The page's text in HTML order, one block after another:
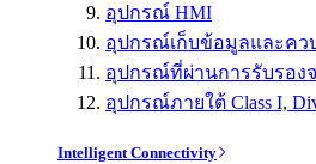
อุปกรณ์ HMI
อุปกรณ์เก็บข้อมูลและคว
อุปกรณ์ที่ผ่านการรับรอง
อุปกรณ์ภายใต้ Class I,
Intelligent Connectivity